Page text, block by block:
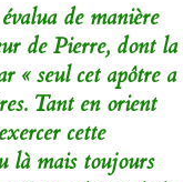
de manière
de Pierre, dont la
« seul cet apôtre a
Tant en orient
cette
là mais toujours